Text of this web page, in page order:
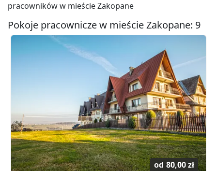
pracowników w mieście Zakopane
Pokoje pracownicze w mieście Zakopane: 9
od 80,00 zł